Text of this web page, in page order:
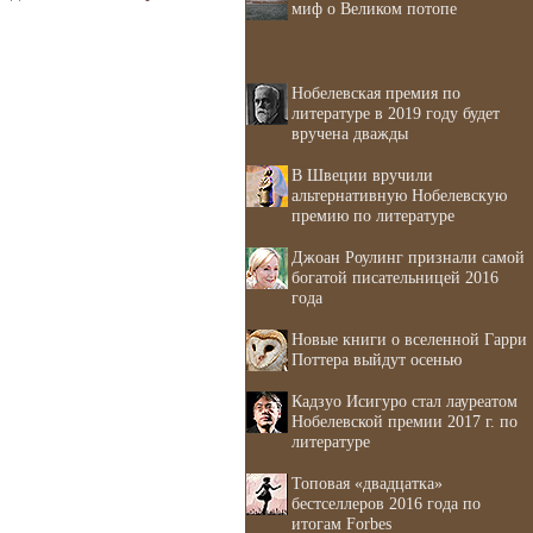
миф о Великом потопе
Нобелевская премия по
литературе в 2019 году будет
вручена дважды
В Швеции вручили
альтернативную Нобелевскую
премию по литературе
Джоан Роулинг признали самой
богатой писательницей 2016
года
Новые книги о вселенной Гарри
Поттера выйдут осенью
Кадзуо Исигуро стал лауреатом
Нобелевской премии 2017 г. по
литературе
Топовая «двадцатка»
бестселлеров 2016 года по
итогам Forbes